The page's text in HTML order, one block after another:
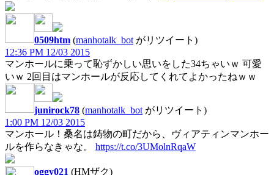
0509htm (manhotalk_bot がリツイート)
12:36 PM 12/03 2015
マンホールに乗って恥ずかしい思いをした34ちゃいｗ 可愛
いｗ 2回目はマンホールが反応してくれてよかったねｗｗ
junirock78 (manhotalk_bot がリツイート)
1:00 PM 12/03 2015
マンホール！桑名は鋳物の町だから、ヴィアティンマンホー
ルを作らなきゃな。 https://t.co/3UMolnRqaW
oggy021 (HMザク)